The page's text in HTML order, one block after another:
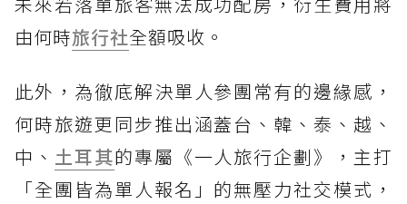
由何時旅行社全額吸收。
此外，為徹底解決單人參團常有的邊緣感，
何時旅遊更同步推出涵蓋台、韓、泰、越、
中、 土耳其的專屬《一人旅行企劃》，主打
「全團皆為單人報名」的無壓力社交模式，